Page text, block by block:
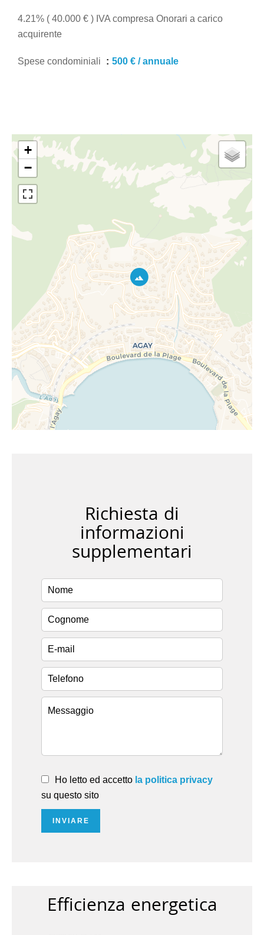
4.21% ( 40.000 € ) IVA compresa Onorari a carico
acquirente
Spese condominiali 500 € / annuale
+
−
Richiesta di
informazioni
supplementari
Ho letto ed accetto la politica privacy
su questo sito
INVIARE
Efficienza energetica